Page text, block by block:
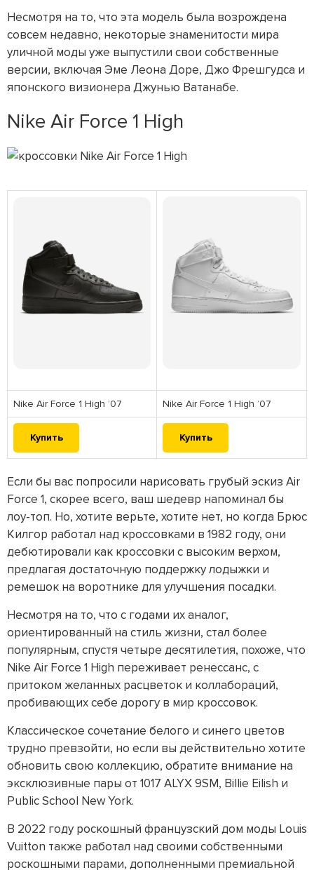
Несмотря на то, что эта модель была возрождена
совсем недавно, некоторые знаменитости мира
уличной моды уже выпустили свои собственные
версии, включая Эме Леона Доре, Джо Фрешгудса и
японского визионера Джунью Ватанабе.
Nike Air Force 1 High
Nike Air Force 1 High ’07 Nike Air Force 1 High ’07
Купить Купить
Если бы вас попросили нарисовать грубый эскиз Air
Force 1, скорее всего, ваш шедевр напоминал бы
лоу-топ. Но, хотите верьте, хотите нет, но когда Брюс
Килгор работал над кроссовками в 1982 году, они
дебютировали как кроссовки с высоким верхом,
предлагая достаточную поддержку лодыжки и
ремешок на воротнике для улучшения посадки.
Несмотря на то, что с годами их аналог,
ориентированный на стиль жизни, стал более
популярным, спустя четыре десятилетия, похоже, что
Nike Air Force 1 High переживает ренессанс, с
притоком желанных расцветок и коллабораций,
пробивающих себе дорогу в мир кроссовок.
Классическое сочетание белого и синего цветов
трудно превзойти, но если вы действительно хотите
обновить свою коллекцию, обратите внимание на
эксклюзивные пары от 1017 ALYX 9SM, Billie Eilish и
Public School New York.
В 2022 году роскошный французский дом моды Louis
Vuitton также работал над своими собственными
роскошными парами, дополненными премиальной